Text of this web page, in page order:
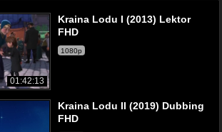
01:42:13
Kraina Lodu I (2013) Lektor
FHD
1080p
Kraina Lodu II (2019) Dubbing
FHD